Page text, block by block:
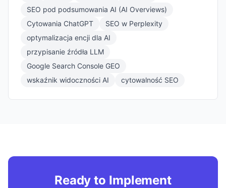
SEO pod podsumowania AI (AI Overviews)
Cytowania ChatGPT
SEO w Perplexity
optymalizacja encji dla AI
przypisanie źródła LLM
Google Search Console GEO
wskaźnik widoczności AI
cytowalność SEO
Ready to Implement